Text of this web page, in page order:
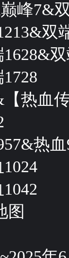
峰7&
双
【热血
热血
图